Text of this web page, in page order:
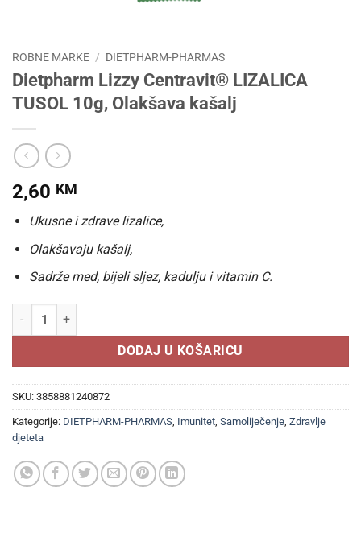
ROBNE MARKE / DIETPHARM-PHARMAS
Dietpharm Lizzy Centravit® LIZALICA
TUSOL 10g, Olakšava kašalj
2,60 KM
Ukusne i zdrave lizalice,
Olakšavaju kašalj,
Sadrže med, bijeli sljez, kadulju i vitamin C.
Dietpharm Lizzy Centravit® LIZALICA TUSOL 10g, Olakšava kašalj
DODAJ U KOŠARICU
SKU: 3858881240872
Kategorije: DIETPHARM-PHARMAS Imunitet Samoliječenje Zdravlje
djeteta